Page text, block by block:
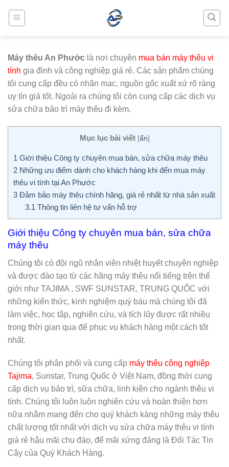
Máy thêu An Phước là nơi chuyên mua bán máy thêu vi
tính gia đình và công nghiệp giá rẻ. Các sản phẩm chúng
tôi cung cấp đều có nhãn mac, nguồn gốc xuất xứ rõ ràng
uy tín giá tốt. Ngoài ra chúng tôi còn cung cấp các dịch vụ
sửa chữa bảo trì máy thêu đi kèm.
Mục lục bài viết [ẩn]
1 Giới thiệu Công ty chuyên mua bán, sửa chữa máy thêu
2 Những ưu điểm dành cho khách hàng khi đến mua máy
thêu vi tính tại An Phước
3 Đảm bảo máy thêu chính hãng, giá rẻ nhất từ nhà sản xuất
3.1 Thông tin liên hệ tư vấn hỗ trợ
Giới thiệu Công ty chuyên mua bán, sửa chữa
máy thêu
Chúng tôi có đội ngũ nhân viên nhiệt huyết chuyên nghiệp
và được đào tạo từ các hãng máy thêu nổi tiếng trên thế
giới như TAJIMA , SWF SUNSTAR, TRUNG QUỐC với
những kiến thức, kinh nghiệm quý báu mà chúng tôi đã
làm việc, học tập, nghiên cứu, và tích lũy được rất nhiều
trong thời gian qua để phục vụ khách hàng một cách tốt
nhất.
Chúng tôi phân phối và cung cấp máy thêu công nghiệp
Tajima, Sunstar, Trung Quốc ở Việt Nam, đồng thời cung
cấp dịch vụ bảo trì, sữa chữa, linh kiện cho ngành thêu vi
tính. Chúng tôi luôn luôn nghiên cứu và hoàn thiện hơn
nữa nhằm mang đến cho quý khách kàng những máy thêu
chất lượng tốt nhất với dịch vụ sửa chữa máy thêu vi tính
giá rẻ hậu mãi chu đáo, để mãi xứng đáng là Đối Tác Tin
Cậy của Quý Khách Hàng.